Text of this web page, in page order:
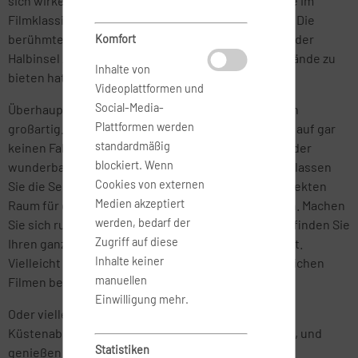
Filmklassiker „Alexis Sorbas“ zu sehen ist. Apropos: Die
berühmte Tanzszene wurde am Stavros-Strand auf der
Halbinsel Akrotiri gedreht, die zahlreise schöne Strände zu
bieten hat.
Überhaupt die Strände, diese sind auf Kreta wirklich
großartig. Deshalb sollte die Entspannung am Meer auf gar
keinen Fall zu kurz kommen! Träumen Sie an einem der
wunderbaren Strände Kretas in den Tag hinein und lassen
Sie die Seele einmal baumeln. Kreta bietet den perfekten
Raum für eine Auszeit vom hektischen Alltagsleben. Machen
Sie sich ruhig ein wenig auf Entdeckungsreise und finden Sie
Ihren ganz persönlichen Lieblingsstrand hier vor Ort.
Vielleicht ist es der Ammoudi-Strand, dem in zahlreichen
Filmen bereits ein Denkmal gesetzt wurde.
Oder vielleicht finden Sie noch einen anderen
Küstenabschnitt, der Ihnen noch viel besser gefällt, und
genießen Sie hier einen der unvergleichlichen
Komfort
Inhalte von
Videoplattformen und
Social-Media-
Plattformen werden
standardmäßig
blockiert. Wenn
Cookies von externen
Medien akzeptiert
werden, bedarf der
Zugriff auf diese
Inhalte keiner
manuellen
Einwilligung mehr.
Statistiken